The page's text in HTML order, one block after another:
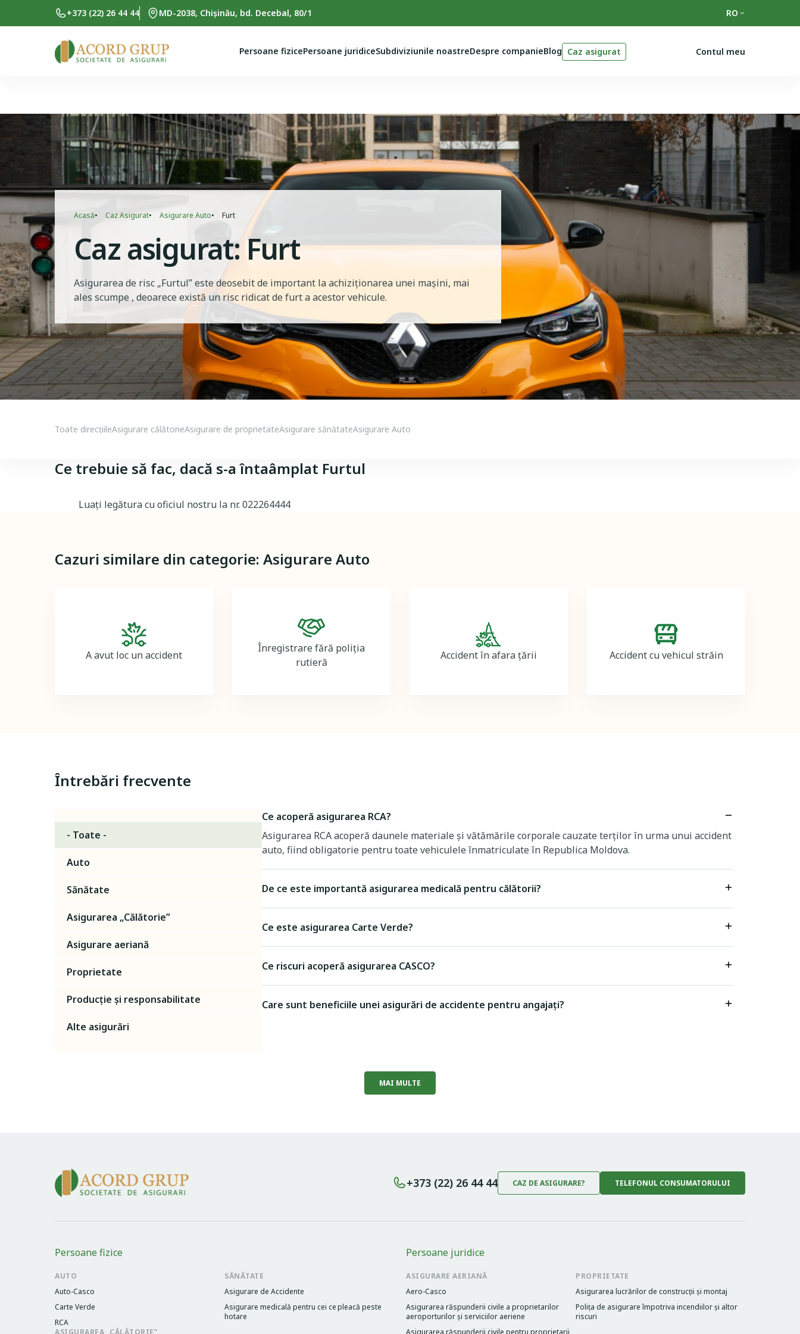
Skip to main content+373 (22) 26 44 44 MD-2038, Chișinău, bd. Decebal, 80/1 RO
Persoane fizicePersoane juridiceSubdiviziunile noastreDespre companieBlog Caz asigurat Contul meu
Breadcrumb
Acasă Caz Asigurat Asigurare Auto Furt
Caz asigurat: Furt
Asigurarea de risc „Furtul” este deosebit de important la achiziționarea unei mașini, mai
ales scumpe , deoarece există un risc ridicat de furt a acestor vehicule.
Toate direcțiileAsigurare călătorieAsigurare de proprietateAsigurare sănătateAsigurare Auto
Ce trebuie să fac, dacă s-a întaâmplat Furtul
Luați legătura cu oficiul nostru la nr. 022264444
Cazuri similare din categorie: Asigurare Auto
Image
A avut loc un accident
Image
Înregistrare fără poliția
rutieră
Image
Accident în afara țării
Image
Accident cu vehicul străin
Întrebări frecvente
- Toate -
Auto
Sănătate
Asigurarea „Călătorie”
Asigurare aeriană
Proprietate
Producție și responsabilitate
Alte asigurări
Ce acoperă asigurarea RCA?
Asigurarea RCA acoperă daunele materiale și vătămările corporale cauzate terților în urma unui accident
auto, fiind obligatorie pentru toate vehiculele înmatriculate în Republica Moldova.
De ce este importantă asigurarea medicală pentru călătorii?
Ce este asigurarea Carte Verde?
Ce riscuri acoperă asigurarea CASCO?
Care sunt beneficiile unei asigurări de accidente pentru angajați?
MAI MULTE
+373 (22) 26 44 44 CAZ DE ASIGURARE? TELEFONUL CONSUMATORULUI
Persoane fizice
AUTO
Auto-Casco
Carte Verde
RCA
SĂNĂTATE
Asigurare de Accidente
Asigurare medicală pentru cei cе pleacă peste
hotare
ASIGURAREA „CĂLĂTORIE”
Persoane juridice
ASIGURARE AERIANĂ
Aero-Casco
Asigurarea răspunderii civile a proprietarilor
aeroporturilor și serviciilor aeriene
Asigurarea răspunderii civile pentru proprietarii
PROPRIETATE
Asigurarea lucrărilor de construcții și montaj
Poliţa de asigurare împotriva incendiilor și altor
riscuri